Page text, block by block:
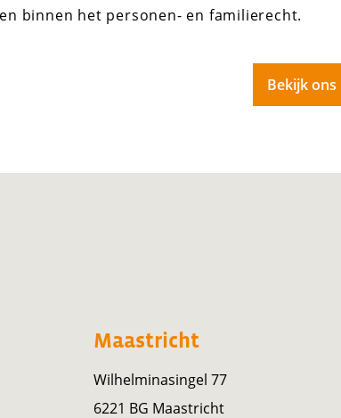
binnen het personen- en familierecht.
Bekijk ons
Maastricht
Wilhelminasingel 77
6221 BG Maastricht